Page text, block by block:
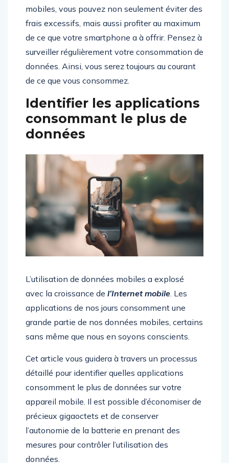
mobiles, vous pouvez non seulement éviter des
frais excessifs, mais aussi profiter au maximum
de ce que votre smartphone a à offrir. Pensez à
surveiller régulièrement votre consommation de
données. Ainsi, vous serez toujours au courant
de ce que vous consommez.
Identifier les applications
consommant le plus de
données
L’utilisation de données mobiles a explosé
avec la croissance de l’Internet mobile . Les
applications de nos jours consomment une
grande partie de nos données mobiles, certains
sans même que nous en soyons conscients.
Cet article vous guidera à travers un processus
détaillé pour identifier quelles applications
consomment le plus de données sur votre
appareil mobile. Il est possible d’économiser de
précieux gigaoctets et de conserver
l’autonomie de la batterie en prenant des
mesures pour contrôler l’utilisation des
données.